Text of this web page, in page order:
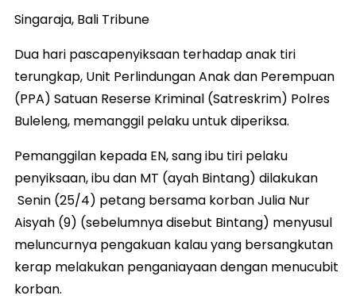
Singaraja, Bali Tribune
Dua hari pascapenyiksaan terhadap anak tiri
terungkap, Unit Perlindungan Anak dan Perempuan
(PPA) Satuan Reserse Kriminal (Satreskrim) Polres
Buleleng, memanggil pelaku untuk diperiksa.
Pemanggilan kepada EN, sang ibu tiri pelaku
penyiksaan, ibu dan MT (ayah Bintang) dilakukan
Senin (25/4) petang bersama korban Julia Nur
Aisyah (9) (sebelumnya disebut Bintang) menyusul
meluncurnya pengakuan kalau yang bersangkutan
kerap melakukan penganiayaan dengan menucubit
korban.